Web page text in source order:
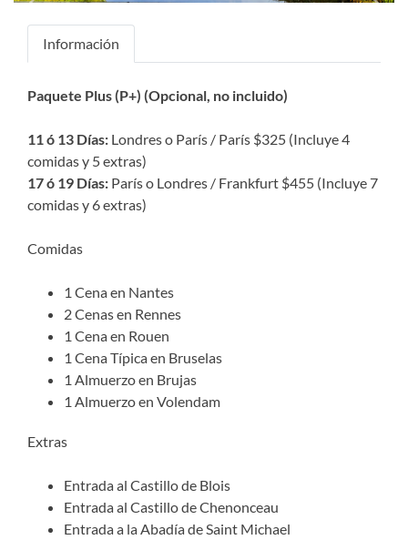
Información
Paquete Plus (P+) (Opcional, no incluido)
11 ó 13 Días: Londres o París / París $325 (Incluye 4
comidas y 5 extras)
17 ó 19 Días: París o Londres / Frankfurt $455 (Incluye 7
comidas y 6 extras)
Comidas
1 Cena en Nantes
2 Cenas en Rennes
1 Cena en Rouen
1 Cena Típica en Bruselas
1 Almuerzo en Brujas
1 Almuerzo en Volendam
Extras
Entrada al Castillo de Blois
Entrada al Castillo de Chenonceau
Entrada a la Abadía de Saint Michael